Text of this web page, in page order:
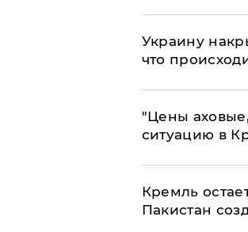
​Украину
что
​"Цены
ситуацию в
​Кремль
Пакистан